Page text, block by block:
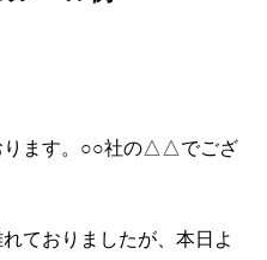
ります。○○社の△△でござ
ておりましたが、本日よ